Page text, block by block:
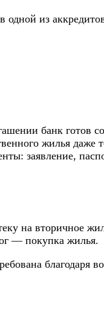
из
банк готов
жилья
заявление,
на вторичное
— покупка жилья.
благодаря